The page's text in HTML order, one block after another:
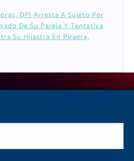
DPI Arresta A Sujeto Por
De Su Pareja Y Tentativa
Su Hijastra En Piraera,